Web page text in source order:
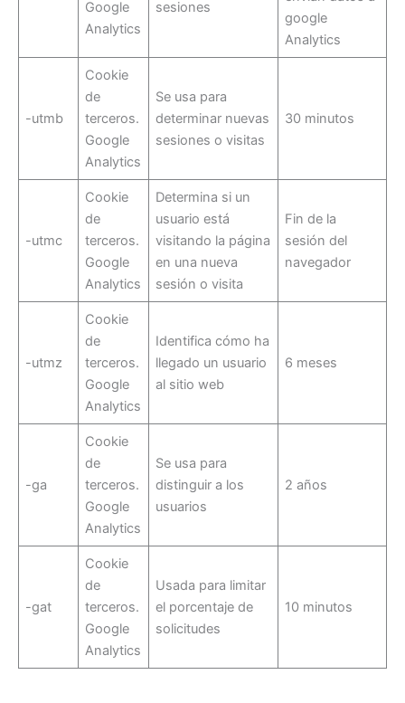
Google
Analytics
sesiones
google
Analytics
-utmb
Cookie
de
terceros.
Google
Analytics
Se usa para
determinar nuevas
sesiones o visitas
30 minutos
-utmc
Cookie
de
terceros.
Google
Analytics
Determina si un
usuario está
visitando la página
en una nueva
sesión o visita
Fin de la
sesión del
navegador
-utmz
Cookie
de
terceros.
Google
Analytics
Identifica cómo ha
llegado un usuario
al sitio web
6 meses
-ga
Cookie
de
terceros.
Google
Analytics
Se usa para
distinguir a los
usuarios
2 años
-gat
Cookie
de
terceros.
Google
Analytics
Usada para limitar
el porcentaje de
solicitudes
10 minutos